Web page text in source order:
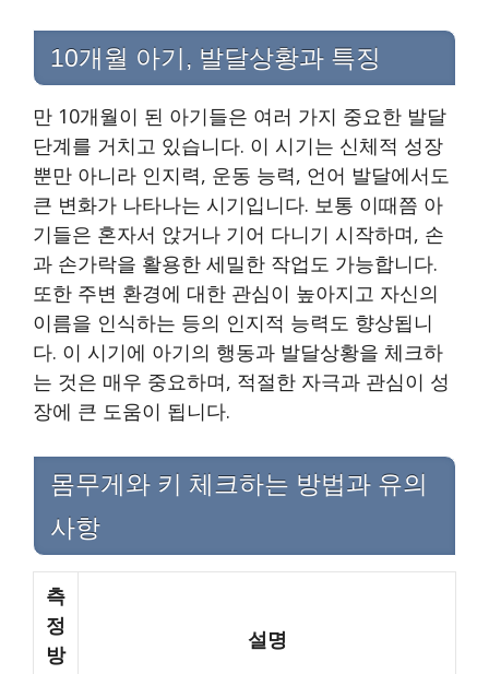
10개월 아기, 발달상황과 특징
만 10개월이 된 아기들은 여러 가지 중요한 발달
단계를 거치고 있습니다. 이 시기는 신체적 성장
뿐만 아니라 인지력, 운동 능력, 언어 발달에서도
큰 변화가 나타나는 시기입니다. 보통 이때쯤 아
기들은 혼자서 앉거나 기어 다니기 시작하며, 손
과 손가락을 활용한 세밀한 작업도 가능합니다.
또한 주변 환경에 대한 관심이 높아지고 자신의
이름을 인식하는 등의 인지적 능력도 향상됩니
다. 이 시기에 아기의 행동과 발달상황을 체크하
는 것은 매우 중요하며, 적절한 자극과 관심이 성
장에 큰 도움이 됩니다.
몸무게와 키 체크하는 방법과 유의
사항
측
정
방
설명